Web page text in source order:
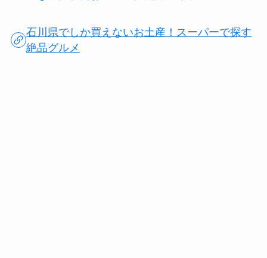
石川県でしか買えないお土産！スーパーで探す
絶品グルメ